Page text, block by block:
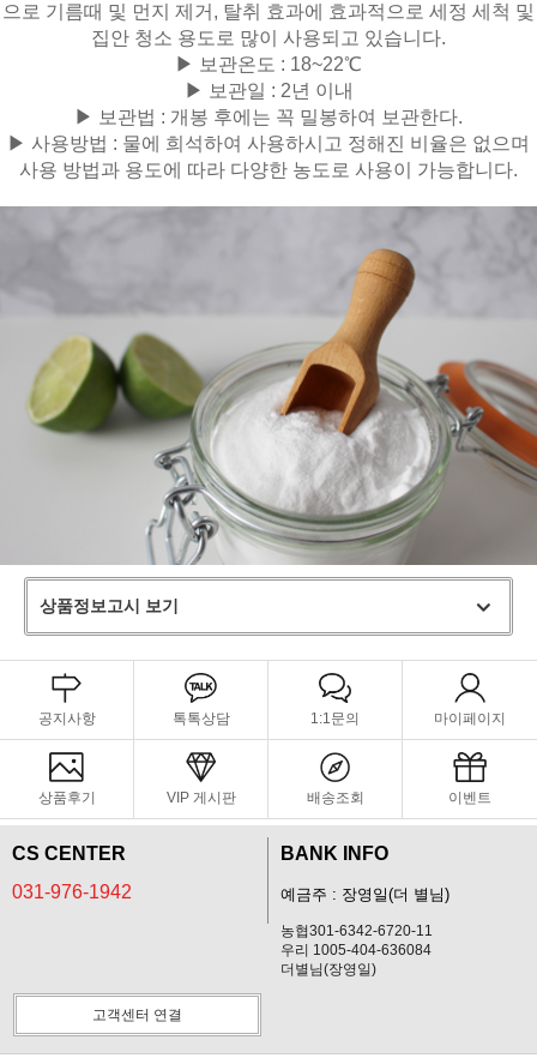
으로 기름때 및 먼지 제거, 탈취 효과에 효과적으로 세정 세척 및
집안 청소 용도로 많이 사용되고 있습니다.
▶ 보관온도 : 18~22℃
▶ 보관일 : 2년 이내
▶ 보관법 : 개봉 후에는 꼭 밀봉하여 보관한다.
▶ 사용방법 : 물에 희석하여 사용하시고 정해진 비율은 없으며
사용 방법과 용도에 따라 다양한 농도로 사용이 가능합니다.
상품정보고시 보기
공지사항 톡톡상담 1:1문의 마이페이지
상품후기 VIP 게시판 배송조회 이벤트
CS CENTER
031-976-1942
BANK INFO
예금주 : 장영일(더 별님)
농협301-6342-6720-11
우리 1005-404-636084
더별님(장영일)
고객센터 연결